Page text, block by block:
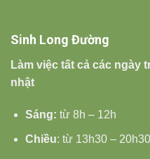
Sinh Long Đường
Làm việc tất cả các ngày
nhật
Sáng: từ 8h – 12h
Chiều: từ 13h30 – 20h30